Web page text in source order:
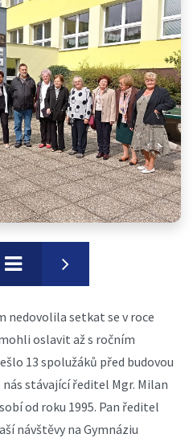
nedovolila setkat se v roce
oslavit až s ročním
13 spolužáků před budovou
stávající ředitel Mgr. Milan
od roku 1995. Pan ředitel
návštěvy na Gymnáziu